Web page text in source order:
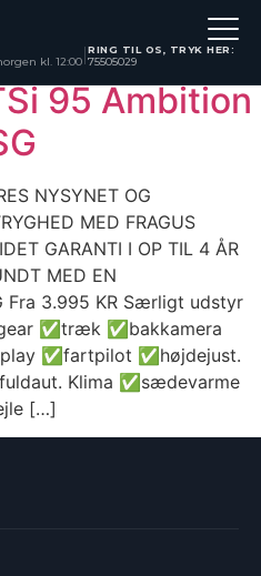
kl. 12:00
RING TIL OS, TRYK HER:
75505029
95 Ambition
NYSYNET OG
MED FRAGUS
GARANTI I OP TIL 4 ÅR
MED EN
Fra 3.995 KR Særligt udstyr
✅træk ✅bakkamera
✅fartpilot ✅højdejust.
Klima ✅sædevarme
[…]